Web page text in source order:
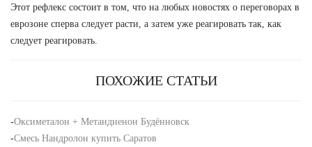
Этот рефлекс состоит в том, что на любых новостях о переговорах в
еврозоне сперва следует расти, а затем уже реагировать так, как
следует реагировать.
ПОХОЖИЕ СТАТЬИ
-Оксиметалон + Метандиенон Будённовск
-Смесь Нандролон купить Саратов